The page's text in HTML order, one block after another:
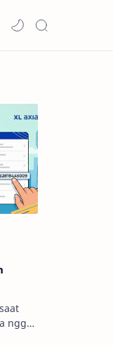
nggak